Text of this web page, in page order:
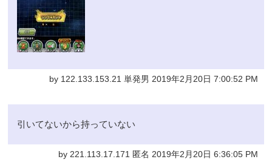
by 122.133.153.21 単発男 2019年2月20日 7:00:52 PM
引いてないから持っていない
by 221.113.17.171 匿名 2019年2月20日 6:36:05 PM